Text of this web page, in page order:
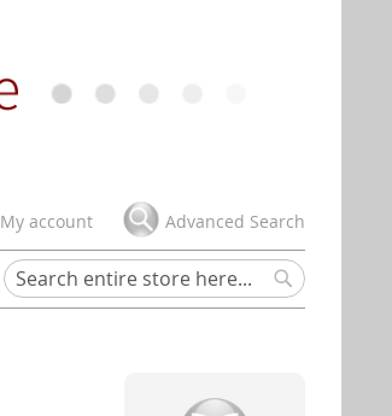
My account Advanced Search
Search
Search